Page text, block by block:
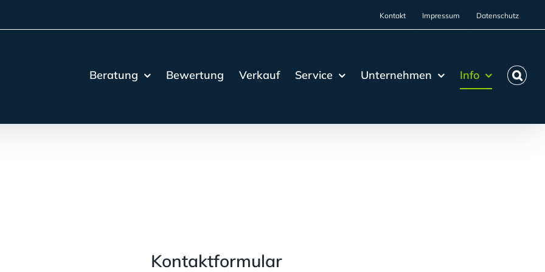
Kontakt Impressum Datenschutz
Beratung Bewertung Verkauf Service Unternehmen Info
Kontaktformular